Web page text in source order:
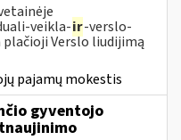
veikla-ir-verslo-
Verslo liudijimą
pajamų mokestis
gyventojo